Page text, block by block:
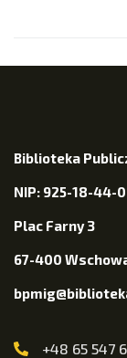
Biblioteka
NIP: 925-18-44-
Plac Farny 3
67-400
+48 65 547